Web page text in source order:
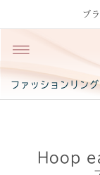
ブ
ファッションリング
Hoop